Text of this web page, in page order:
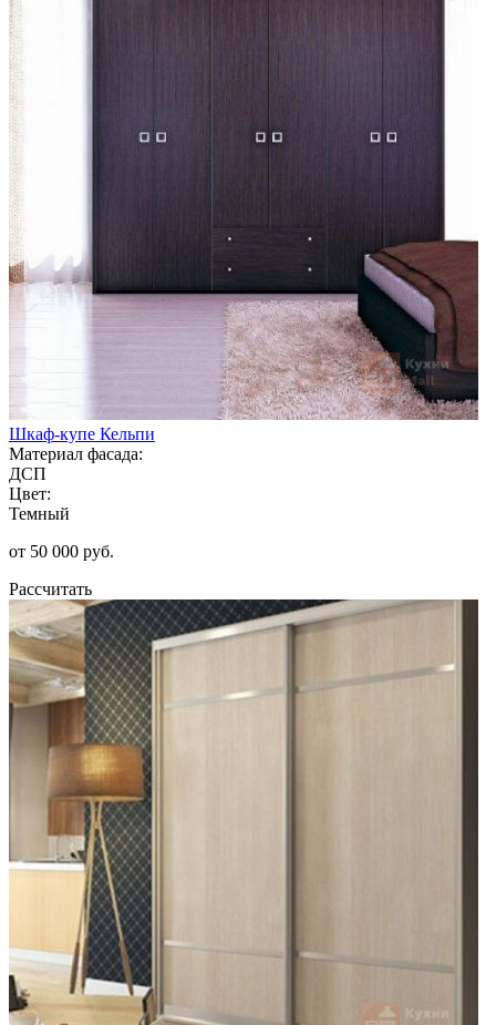
Шкаф-купе Кельпи
Материал фасада:
ДСП
Цвет:
Темный
от 50 000 руб.
Рассчитать